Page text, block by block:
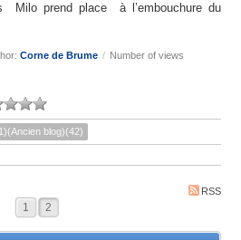
Milo prend place à l’embouchure du
Corne de Brume / Number of views
blog)(42)
RSS
1 2